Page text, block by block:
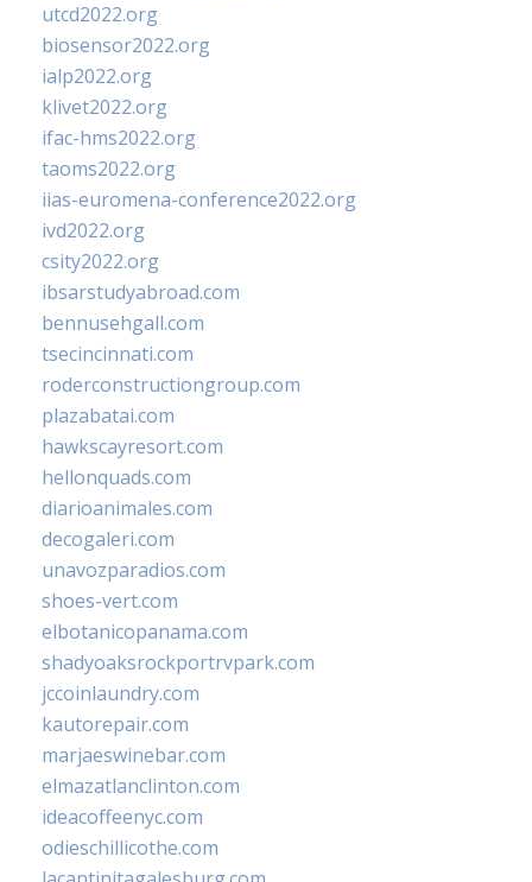
utcd2022.org
biosensor2022.org
ialp2022.org
klivet2022.org
ifac-hms2022.org
taoms2022.org
iias-euromena-conference2022.org
ivd2022.org
csity2022.org
ibsarstudyabroad.com
bennusehgall.com
tsecincinnati.com
roderconstructiongroup.com
plazabatai.com
hawkscayresort.com
hellonquads.com
diarioanimales.com
decogaleri.com
unavozparadios.com
shoes-vert.com
elbotanicopanama.com
shadyoaksrockportrvpark.com
jccoinlaundry.com
kautorepair.com
marjaeswinebar.com
elmazatlanclinton.com
ideacoffeenyc.com
odieschillicothe.com